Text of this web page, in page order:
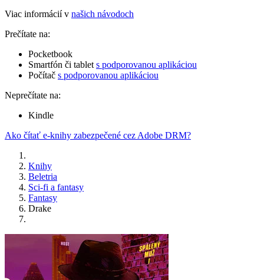
Viac informácií v našich návodoch
Prečítate na:
Pocketbook
Smartfón či tablet s podporovanou aplikáciou
Počítač s podporovanou aplikáciou
Neprečítate na:
Kindle
Ako čítať e-knihy zabezpečené cez Adobe DRM?
Knihy
Beletria
Sci-fi a fantasy
Fantasy
Drake